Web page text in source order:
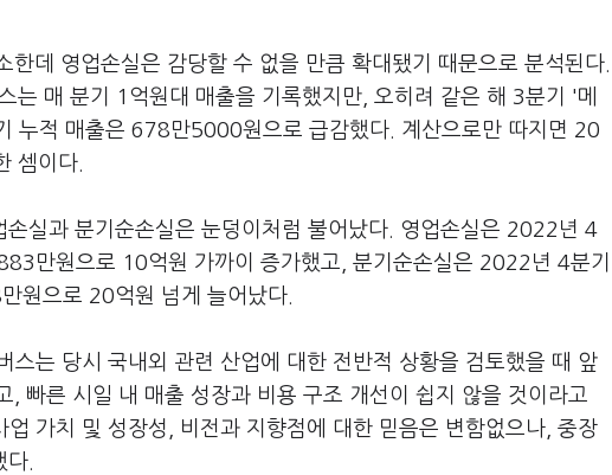
데 영업손실은 감당할 수 없을 만큼 확대됐기 때문으로 분석된다.
매 분기 1억원대 매출을 기록했지만, 오히려 같은 해 3분기 '메
누적 매출은 678만5000원으로 급감했다. 계산으로만 따지면 20
셈이다.
실과 분기순손실은 눈덩이처럼 불어났다. 영업손실은 2022년 4
만원으로 10억원 가까이 증가했고, 분기순손실은 2022년 4분기
원으로 20억원 넘게 늘어났다.
스는 당시 국내외 관련 산업에 대한 전반적 상황을 검토했을 때 앞
, 빠른 시일 내 매출 성장과 비용 구조 개선이 쉽지 않을 것이라고
업 가치 및 성장성, 비전과 지향점에 대한 믿음은 변함없으나, 중장
다.